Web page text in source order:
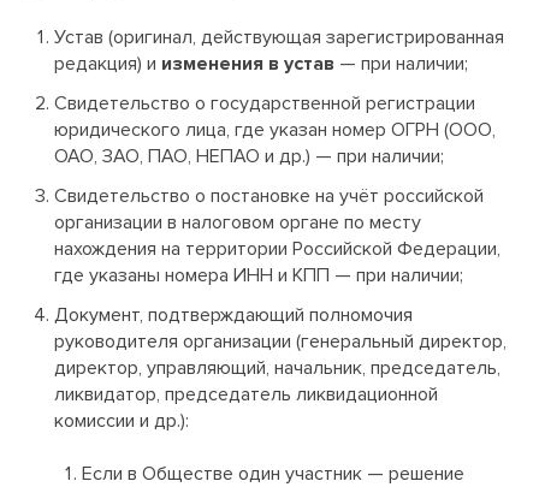
Устав (оригинал, действующая зарегистрированная
редакция) и изменения в устав — при наличии;
Свидетельство о государственной регистрации
юридического лица, где указан номер ОГРН (ООО,
ОАО, ЗАО, ПАО, НЕПАО и др.) — при наличии;
Свидетельство о постановке на учёт российской
организации в налоговом органе по месту
нахождения на территории Российской Федерации,
где указаны номера ИНН и КПП — при наличии;
Документ, подтверждающий полномочия
руководителя организации (генеральный директор,
директор, управляющий, начальник, председатель,
ликвидатор, председатель ликвидационной
комиссии и др.):
Если в Обществе один участник — решение